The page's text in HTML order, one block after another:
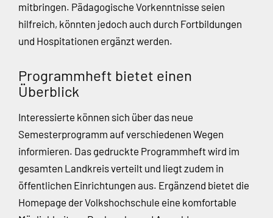
mitbringen. Pädagogische Vorkenntnisse seien
hilfreich, könnten jedoch auch durch Fortbildungen
und Hospitationen ergänzt werden.
Programmheft bietet einen
Überblick
Interessierte können sich über das neue
Semesterprogramm auf verschiedenen Wegen
informieren. Das gedruckte Programmheft wird im
gesamten Landkreis verteilt und liegt zudem in
öffentlichen Einrichtungen aus. Ergänzend bietet die
Homepage der Volkshochschule eine komfortable